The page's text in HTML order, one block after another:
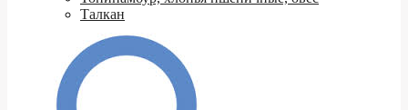
Талкан